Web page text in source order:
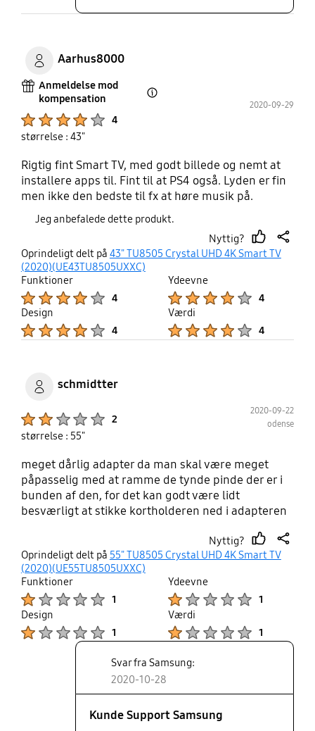
Aarhus8000
Anmeldelse mod
kompensation
4
2020-09-29
størrelse : 43"
Rigtig fint Smart TV, med godt billede og nemt at
installere apps til. Fint til at PS4 også. Lyden er fin
men ikke den bedste til fx at høre musik på.
Jeg anbefalede dette produkt.
Nyttig?
thumbshare
Oprindeligt delt på 43" TU8505 Crystal UHD 4K Smart TV
(2020)(UE43TU8505UXXC)
Funktioner
4
Ydeevne
4
Design
4
Værdi
4
schmidtter
2
2020-09-22
odense
størrelse : 55"
meget dårlig adapter da man skal være meget
påpasselig med at ramme de tynde pinde der er i
bunden af den, for det kan godt være lidt
besværligt at stikke kortholderen ned i adapteren
det er vel kun boxer der generelt kører med de
kort, hvor det så er at man så skal bruge den
elendige adapter har været nødvendigt for mig at
købe en ny adapter da jeg fandt ud af sammen
med en fra boxer tv at den var defekt
Nyttig?
thumbshare
Oprindeligt delt på 55" TU8505 Crystal UHD 4K Smart TV
(2020)(UE55TU8505UXXC)
Funktioner
1
Ydeevne
1
Design
1
Værdi
1
Svar fra Samsung:
2020-10-28
Kunde Support Samsung